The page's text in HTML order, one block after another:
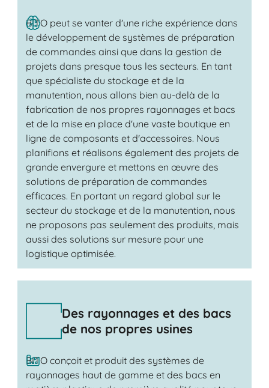
BITO peut se vanter d'une riche expérience dans
le développement de systèmes de préparation
de commandes ainsi que dans la gestion de
projets dans presque tous les secteurs. En tant
que spécialiste du stockage et de la
manutention, nous allons bien au-delà de la
fabrication de nos propres rayonnages et bacs
et de la mise en place d'une vaste boutique en
ligne de composants et d'accessoires. Nous
planifions et réalisons également des projets de
grande envergure et mettons en œuvre des
solutions de préparation de commandes
efficaces. En portant un regard global sur le
secteur du stockage et de la manutention, nous
ne proposons pas seulement des produits, mais
aussi des solutions sur mesure pour une
logistique optimisée.
Des rayonnages et des bacs
de nos propres usines
BITO conçoit et produit des systèmes de
rayonnages haut de gamme et des bacs en